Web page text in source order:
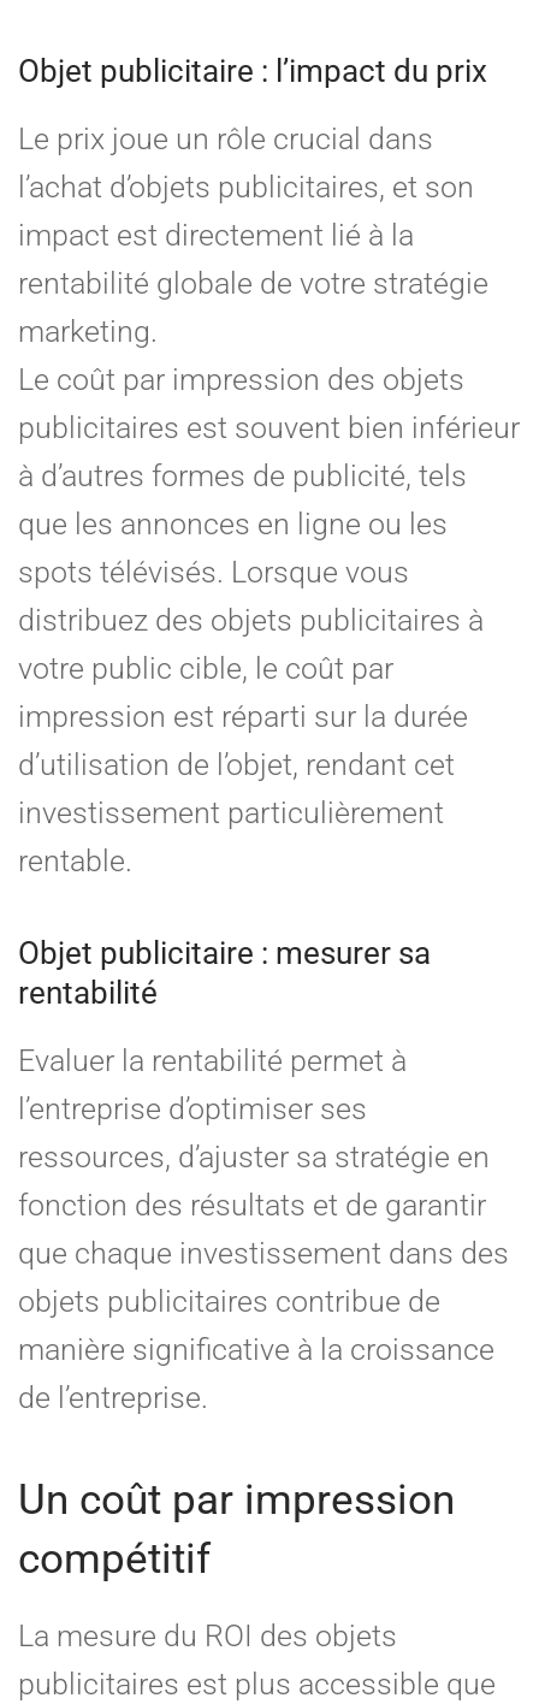
Objet publicitaire : l’impact du prix
Le prix joue un rôle crucial dans
l’achat d’objets publicitaires, et son
impact est directement lié à la
rentabilité globale de votre stratégie
marketing.
Le coût par impression des objets
publicitaires est souvent bien inférieur
à d’autres formes de publicité, tels
que les annonces en ligne ou les
spots télévisés. Lorsque vous
distribuez des objets publicitaires à
votre public cible, le coût par
impression est réparti sur la durée
d’utilisation de l’objet, rendant cet
investissement particulièrement
rentable.
Objet publicitaire : mesurer sa
rentabilité
Evaluer la rentabilité permet à
l’entreprise d’optimiser ses
ressources, d’ajuster sa stratégie en
fonction des résultats et de garantir
que chaque investissement dans des
objets publicitaires contribue de
manière significative à la croissance
de l’entreprise.
Un coût par impression
compétitif
La mesure du ROI des objets
publicitaires est plus accessible que